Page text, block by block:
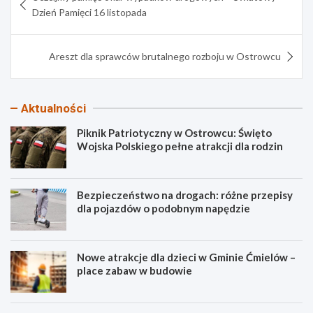
wpisu
Dzień Pamięci 16 listopada
Areszt dla sprawców brutalnego rozboju w Ostrowcu
Aktualności
Piknik Patriotyczny w Ostrowcu: Święto
Wojska Polskiego pełne atrakcji dla rodzin
Bezpieczeństwo na drogach: różne przepisy
dla pojazdów o podobnym napędzie
Nowe atrakcje dla dzieci w Gminie Ćmielów –
place zabaw w budowie